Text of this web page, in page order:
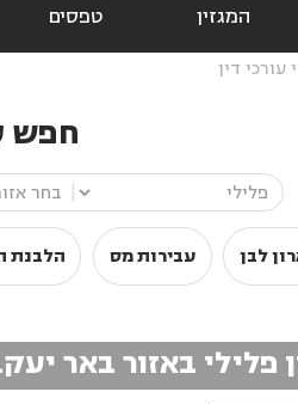
המגזין טפסים
עורכי דין
חפש
לבן עבירות מס הלבנת
פלילי באזור באר